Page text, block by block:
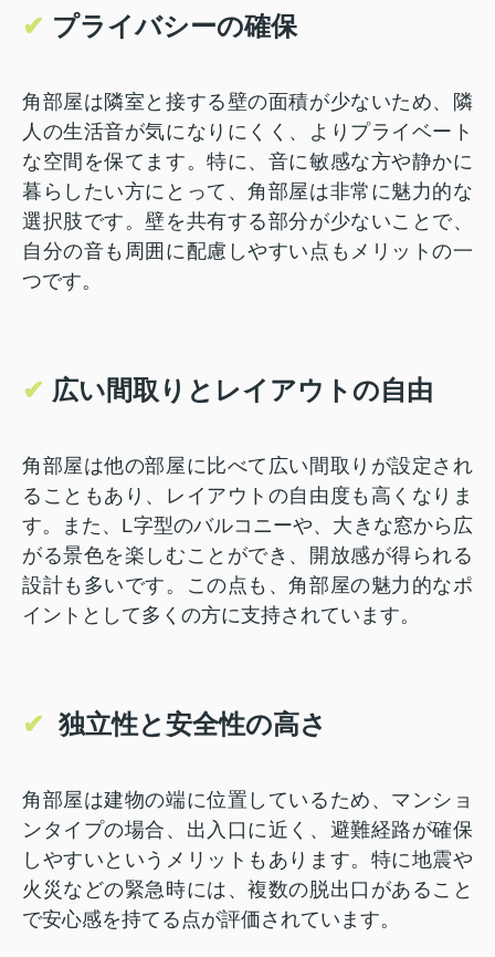
✔ プライバシーの確保
角部屋は隣室と接する壁の面積が少ないため、隣
人の生活音が気になりにくく、よりプライベート
な空間を保てます。特に、音に敏感な方や静かに
暮らしたい方にとって、角部屋は非常に魅力的な
選択肢です。壁を共有する部分が少ないことで、
自分の音も周囲に配慮しやすい点もメリットの一
つです。
✔ 広い間取りとレイアウトの自由
角部屋は他の部屋に比べて広い間取りが設定され
ることもあり、レイアウトの自由度も高くなりま
す。また、L字型のバルコニーや、大きな窓から広
がる景色を楽しむことができ、開放感が得られる
設計も多いです。この点も、角部屋の魅力的なポ
イントとして多くの方に支持されています。
✔ 独立性と安全性の高さ
角部屋は建物の端に位置しているため、マンショ
ンタイプの場合、出入口に近く、避難経路が確保
しやすいというメリットもあります。特に地震や
火災などの緊急時には、複数の脱出口があること
で安心感を持てる点が評価されています。